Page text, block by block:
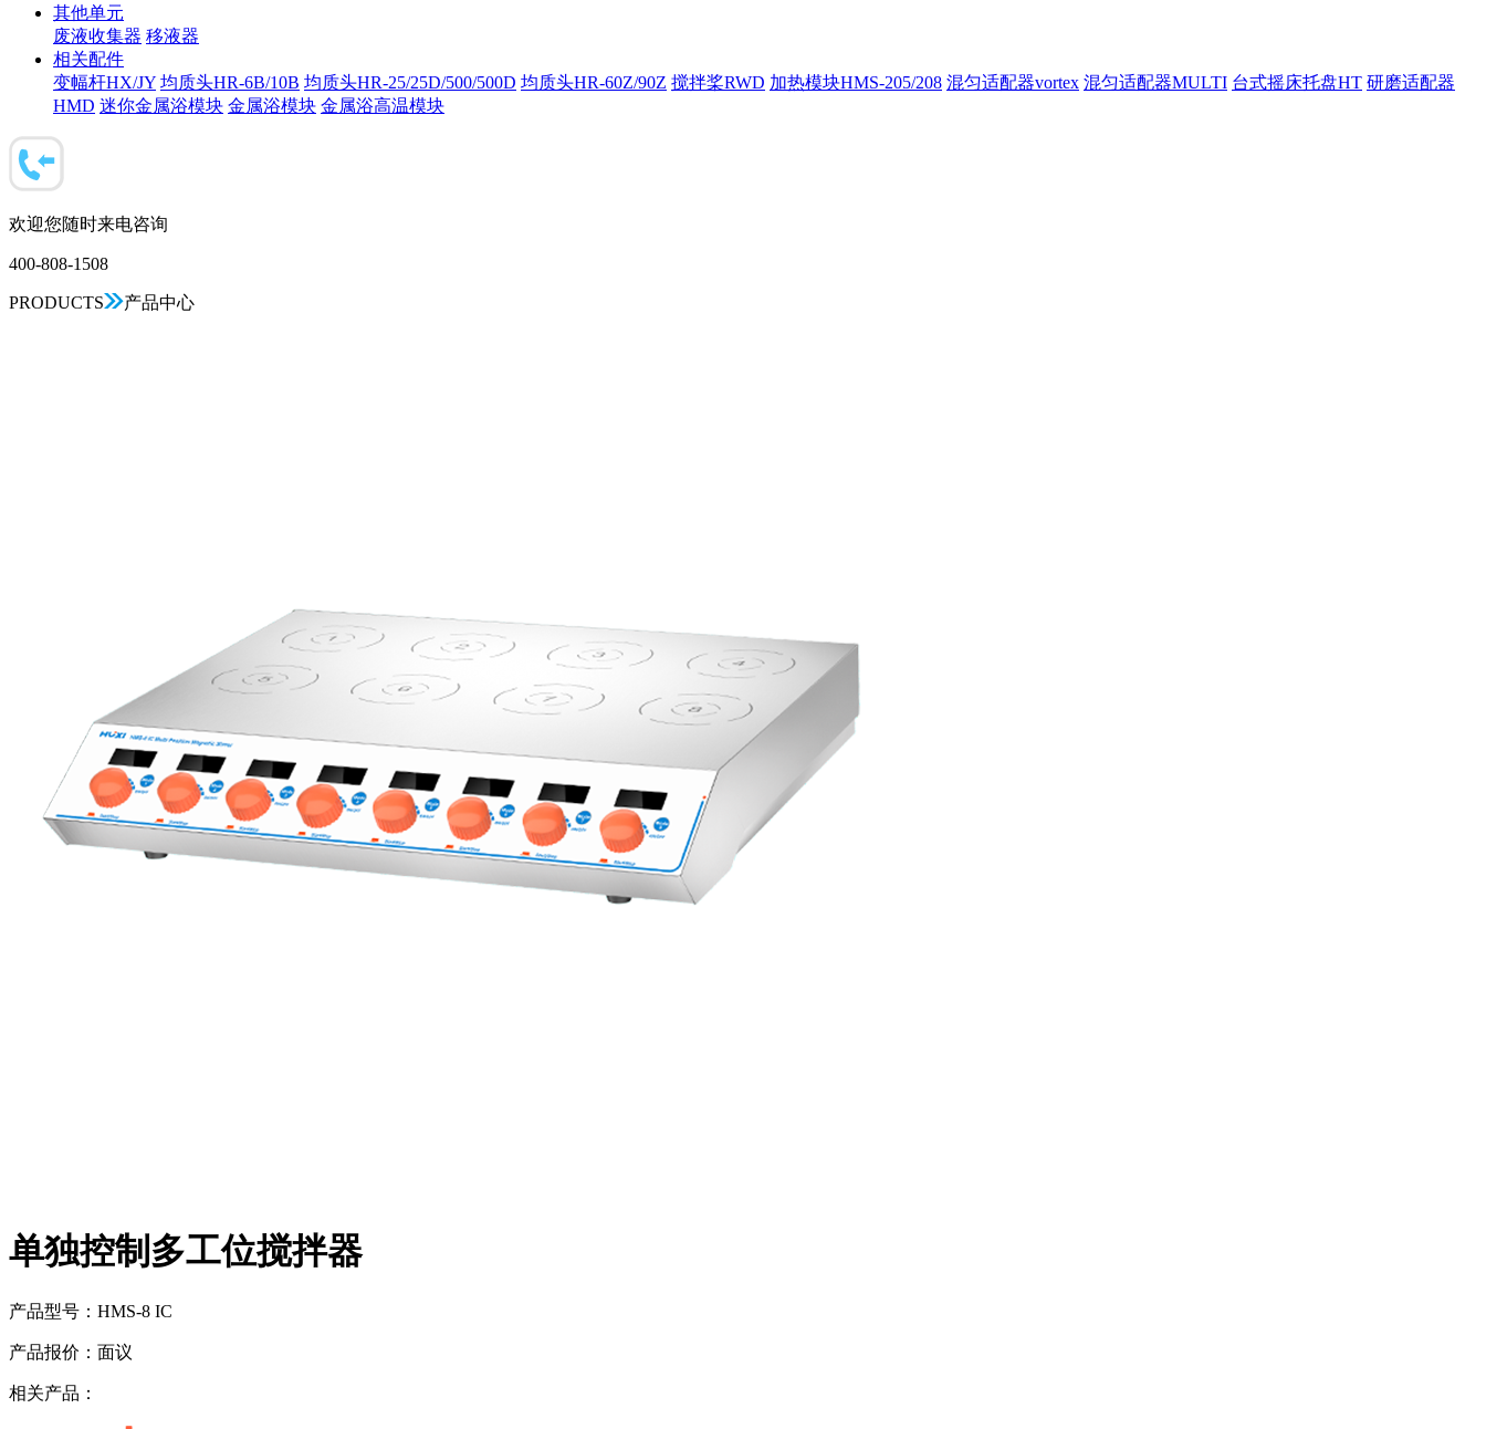
其他单元
废液收集器 移液器
相关配件
变幅杆HX/JY 均质头HR-6B/10B 均质头HR-25/25D/500/500D 均质头HR-60Z/90Z 搅拌桨RWD 加热模块HMS-205/208 混匀适配器vortex 混匀适配器MULTI 台式摇床托盘HT 研磨适配器
HMD 迷你金属浴模块 金属浴模块 金属浴高温模块
欢迎您随时来电咨询
400-808-1508
PRODUCTS 产品中心
单独控制多工位搅拌器
产品型号： HMS-8 IC
产品报价： 面议
相关产品：